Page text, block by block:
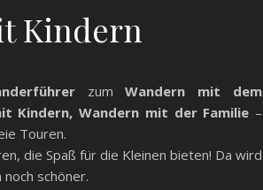
Kindern
zumWandern mit dem
Kindern, Wandern mit der Familie –
Touren.
die Spaß für die Kleinen bieten! Da wird
schöner.